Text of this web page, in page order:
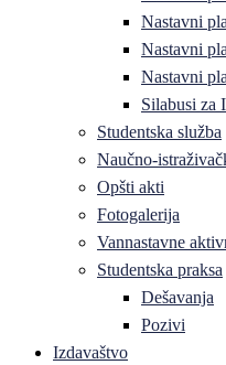
Nastavni
Nastavni
Nastavni
Silabusi za
Studentska služba
Naučno-
Opšti akti
Fotogalerija
Vannastavne
Studentska praksa
Dešavanja
Pozivi
Izdavaštvo